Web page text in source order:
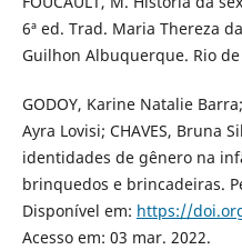
6ª ed. Trad. Maria Thereza
Guilhon Albuquerque. Rio de
GODOY, Karine Natalie
Ayra Lovisi; CHAVES, Bruna
identidades de gênero na
brinquedos e brincadeiras.
Disponível em: https://
Acesso em: 03 mar. 2022.